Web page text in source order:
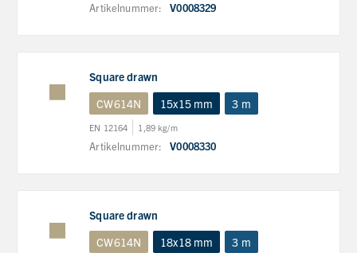
Artikelnummer: V0008329
Square drawn
CW614N
15x15 mm 3 m
EN 12164 1,89 kg/m
Artikelnummer: V0008330
Square drawn
CW614N
18x18 mm 3 m